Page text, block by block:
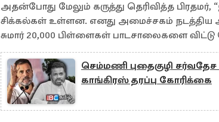
அதன்போது மேலும் கருத்து தெரிவித்த
சிக்கல்கள் உள்ளன. எனது அமைச்சகம்
சுமார் 20,000 பிள்ளைகள் பாடசாலைகளை
செம்மணி புதைகுழி
காங்கிரஸ் தரப்பு கோரிக்கை